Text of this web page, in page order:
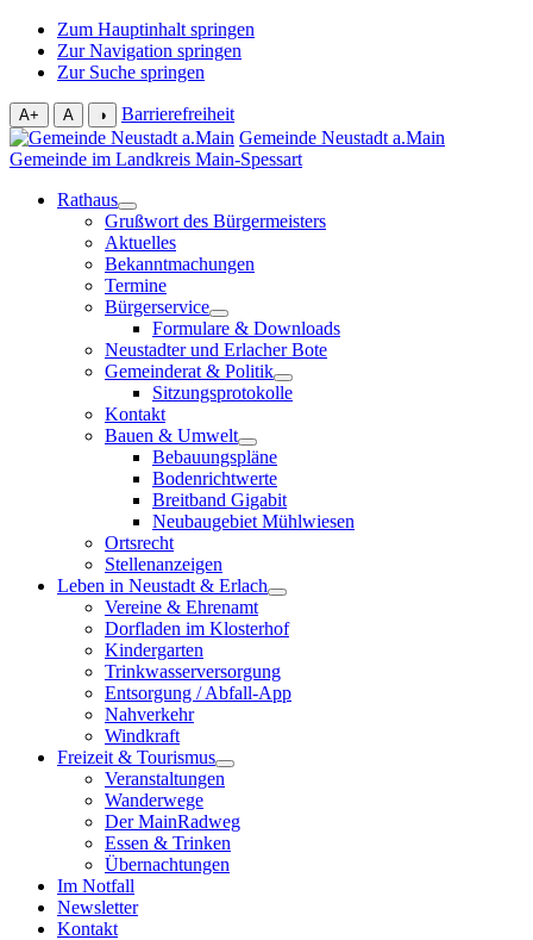
Zum Hauptinhalt springen
Zur Navigation springen
Zur Suche springen
A+ A ◑
Barrierefreiheit
Gemeinde Neustadt a.Main
Gemeinde im Landkreis Main-Spessart
Rathaus
Grußwort des Bürgermeisters
Aktuelles
Bekanntmachungen
Termine
Bürgerservice
Formulare & Downloads
Neustadter und Erlacher Bote
Gemeinderat & Politik
Sitzungsprotokolle
Kontakt
Bauen & Umwelt
Bebauungspläne
Bodenrichtwerte
Breitband Gigabit
Neubaugebiet Mühlwiesen
Ortsrecht
Stellenanzeigen
Leben in Neustadt & Erlach
Vereine & Ehrenamt
Dorfladen im Klosterhof
Kindergarten
Trinkwasserversorgung
Entsorgung / Abfall-App
Nahverkehr
Windkraft
Freizeit & Tourismus
Veranstaltungen
Wanderwege
Der MainRadweg
Essen & Trinken
Übernachtungen
Im Notfall
Newsletter
Kontakt